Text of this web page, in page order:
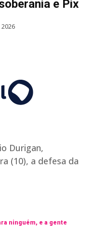
e Pix
Durigan,
(10), a defesa da
ninguém, e a gente